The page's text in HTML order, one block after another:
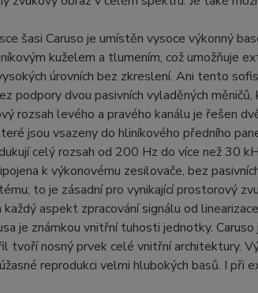
šasi Caruso je umístěn vysoce výkonný
kuželem a tlumením, což umožňuje
úrovních bez zkreslení. Ani tento
podpory dvou pasivních vyladěných
rozsah levého a pravého kanálu je řešen
jsou vsazeny do hliníkového předního
celý rozsah od 200 Hz do více než 30
k výkonovému zesilovače, bez
to je zásadní pro vynikající prostorový
aspekt zpracování signálu od
je známkou vnitřní tuhosti jednotky.
tvoří nosný prvek celé vnitřní architektury.
reprodukci velmi hlubokých basů. I při